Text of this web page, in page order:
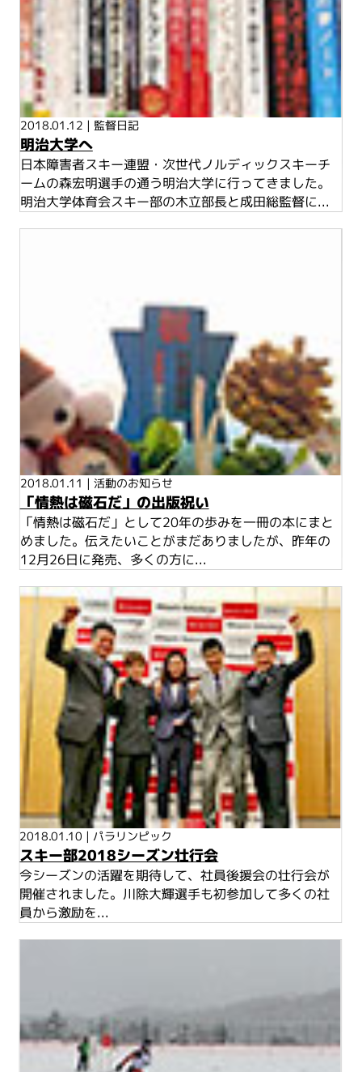
2018.01.12 | 監督日記
明治大学へ
日本障害者スキー連盟・次世代ノルディックスキーチ
ームの森宏明選手の通う明治大学に行ってきました。
明治大学体育会スキー部の木立部長と成田総監督に...
2018.01.11 | 活動のお知らせ
「情熱は磁石だ」の出版祝い
「情熱は磁石だ」として20年の歩みを一冊の本にまと
めました。伝えたいことがまだありましたが、昨年の
12月26日に発売、多くの方に...
2018.01.10 | パラリンピック
スキー部2018シーズン壮行会
今シーズンの活躍を期待して、社員後援会の壮行会が
開催されました。川除大輝選手も初参加して多くの社
員から激励を...